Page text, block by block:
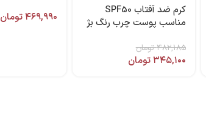
کرم ضد آفتاب SPF50
مناسب پوست چرب رنگ بژ
۴۸۲,۱۸۵تومان
۳۴۵,۱۰۰تومان
۴۶۹,۹۹۰تومان